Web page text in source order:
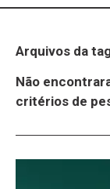
Arquivos da
Não
critérios de